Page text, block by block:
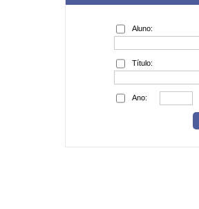
Aluno:
Título:
Ano: